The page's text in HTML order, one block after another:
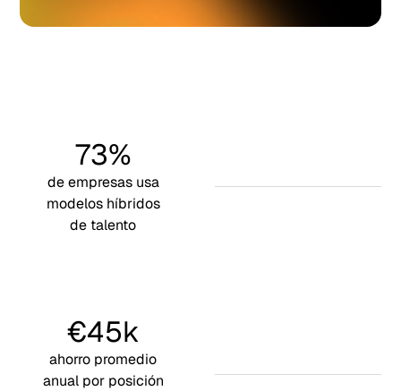
73%
de empresas usa
modelos híbridos
de talento
€45k
ahorro promedio
anual por posición